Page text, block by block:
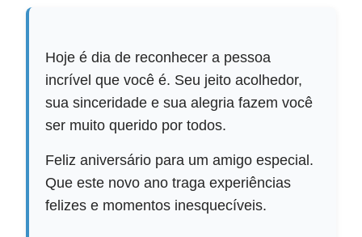
Hoje é dia de reconhecer a pessoa
incrível que você é. Seu jeito acolhedor,
sua sinceridade e sua alegria fazem você
ser muito querido por todos.
Feliz aniversário para um amigo especial.
Que este novo ano traga experiências
felizes e momentos inesquecíveis.